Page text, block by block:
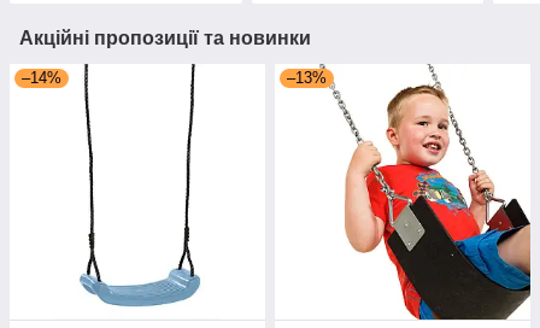
Акційні пропозиції та новинки
–14% –13%